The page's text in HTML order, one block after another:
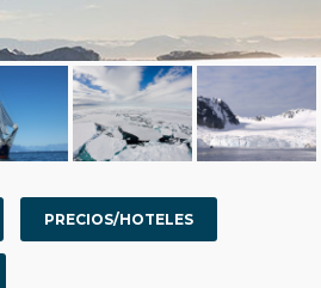
PRECIOS/HOTELES